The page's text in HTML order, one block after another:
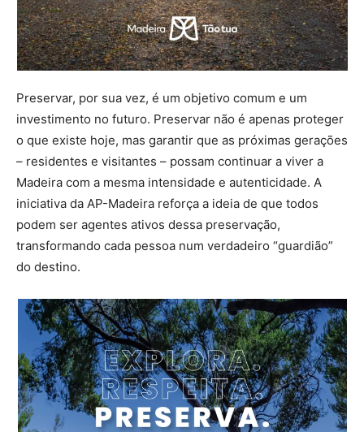
Preservar, por sua vez, é um objetivo comum e um
investimento no futuro. Preservar não é apenas proteger
o que existe hoje, mas garantir que as próximas gerações
– residentes e visitantes – possam continuar a viver a
Madeira com a mesma intensidade e autenticidade. A
iniciativa da AP-Madeira reforça a ideia de que todos
podem ser agentes ativos dessa preservação,
transformando cada pessoa num verdadeiro “guardião”
do destino.